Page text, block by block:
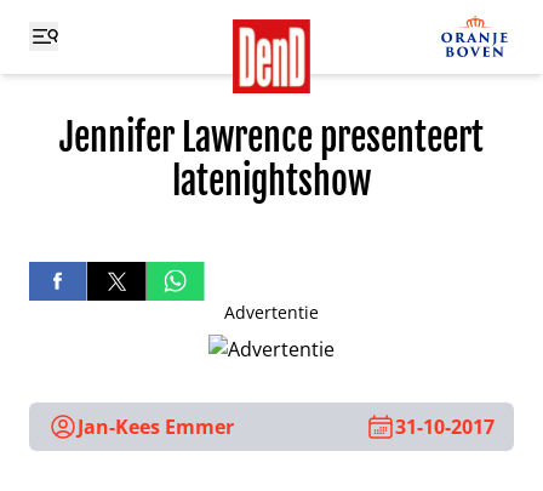
Jennifer Lawrence presenteert
latenightshow
Advertentie
Jan-Kees Emmer 31-10-2017